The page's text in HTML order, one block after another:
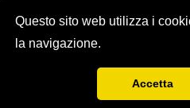
Questo sito web utilizza i
la navigazione.
Accetta